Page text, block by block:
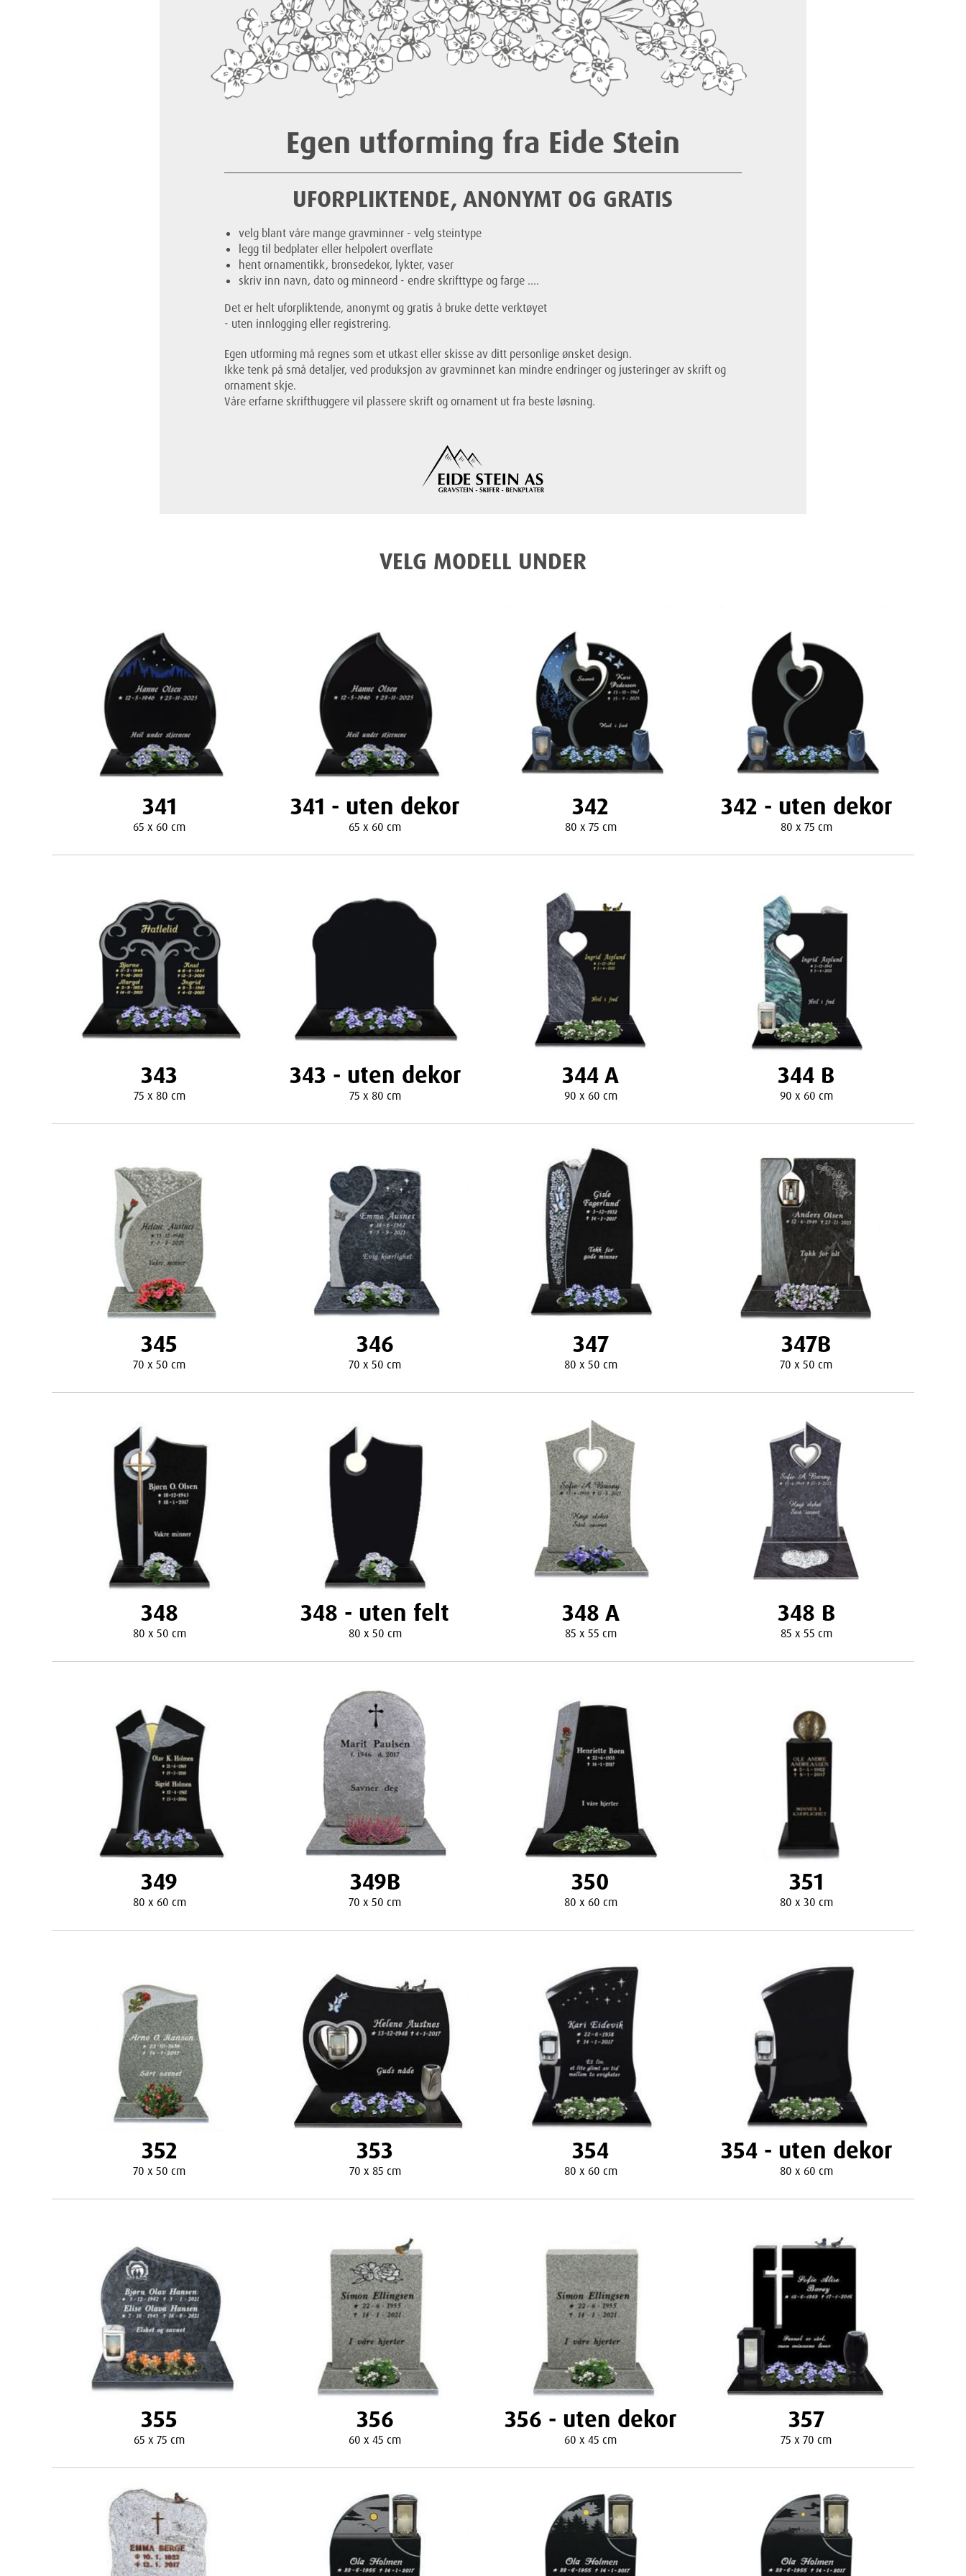
Egen utforming fra Eide Stein
UFORPLIKTENDE, ANONYMT OG GRATIS
velg blant våre mange gravminner - velg steintype
legg til bedplater eller helpolert overflate
hent ornamentikk, bronsedekor, lykter, vaser
skriv inn navn, dato og minneord - endre skrifttype og farge ....
Det er helt uforpliktende, anonymt og gratis å bruke dette verktøyet
- uten innlogging eller registrering.
Egen utforming må regnes som et utkast eller skisse av ditt personlige ønsket design.
Ikke tenk på små detaljer, ved produksjon av gravminnet kan mindre endringer og justeringer av skrift og
ornament skje.
Våre erfarne skrifthuggere vil plassere skrift og ornament ut fra beste løsning.
VELG MODELL UNDER
341
65 x 60 cm
341 - uten dekor
65 x 60 cm
342
80 x 75 cm
342 - uten dekor
80 x 75 cm
343
75 x 80 cm
343 - uten dekor
75 x 80 cm
344 A
90 x 60 cm
344 B
90 x 60 cm
345
70 x 50 cm
346
70 x 50 cm
347
80 x 50 cm
347B
70 x 50 cm
348
80 x 50 cm
348 - uten felt
80 x 50 cm
348 A
85 x 55 cm
348 B
85 x 55 cm
349
80 x 60 cm
349B
70 x 50 cm
350
80 x 60 cm
351
80 x 30 cm
352
70 x 50 cm
353
70 x 85 cm
354
80 x 60 cm
354 - uten dekor
80 x 60 cm
355
65 x 75 cm
356
60 x 45 cm
356 - uten dekor
60 x 45 cm
357
75 x 70 cm